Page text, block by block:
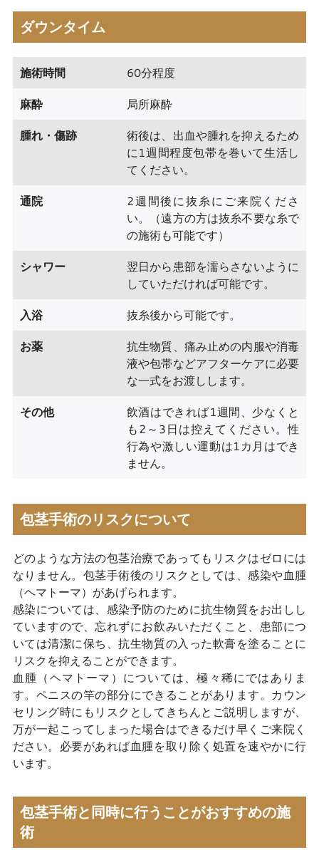
ダウンタイム
施術時間 60分程度
麻酔 局所麻酔
腫れ・傷跡
術後は、出血や腫れを抑えるため
に1週間程度包帯を巻いて生活し
てください。
通院
2週間後に抜糸にご来院くださ
い。（遠方の方は抜糸不要な糸で
の施術も可能です）
シャワー
翌日から患部を濡らさないように
していただければ可能です。
入浴 抜糸後から可能です。
お薬
抗生物質、痛み止めの内服や消毒
液や包帯などアフターケアに必要
な一式をお渡しします。
その他
飲酒はできれば1週間、少なくと
も2～3日は控えてください。性
行為や激しい運動は1カ月はでき
ません。
包茎手術のリスクについて
どのような方法の包茎治療であってもリスクはゼロには
なりません。包茎手術後のリスクとしては、感染や血腫
（ヘマトーマ）があげられます。
感染については、感染予防のために抗生物質をお出しし
ていますので、忘れずにお飲みいただくこと、患部につ
いては清潔に保ち、抗生物質の入った軟膏を塗ることに
リスクを抑えることができます。
血腫（ヘマトーマ）については、極々稀にではありま
す。ペニスの竿の部分にできることがあります。カウン
セリング時にもリスクとしてきちんとご説明しますが、
万が一起こってしまった場合はできるだけ早くご来院く
ださい。必要があれば血腫を取り除く処置を速やかに行
います。
包茎手術と同時に行うことがおすすめの施
術